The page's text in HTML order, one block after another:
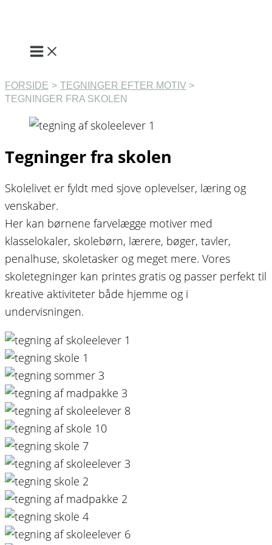
indholdet
FORSIDE
TEGNINGER EFTER MOTIV
TEGNINGER FRA SKOLEN
Tegninger fra skolen
Skolelivet er fyldt med sjove oplevelser, læring og
venskaber.
Her kan børnene farvelægge motiver med
klasselokaler, skolebørn, lærere, bøger, tavler,
penalhuse, skoletasker og meget mere. Vores
skoletegninger kan printes gratis og passer perfekt til
kreative aktiviteter både hjemme og i
undervisningen.